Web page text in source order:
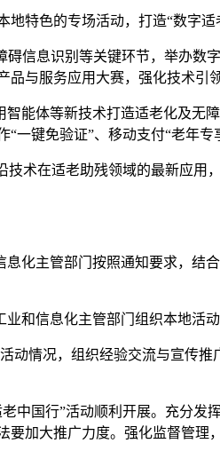
色的专场活动，打造“数字适
息识别等关键环节，举办数
与服务应用大赛，强化技术引
体等新技术打造适老化及无
一键免验证”、移动支付“老年
在适老助残领域的最新应用
主管部门按照通知要求，结
信息化主管部门组织本地活
情况，组织经验交流与宣传
国行”活动顺利开展。充分发
加大推广力度。强化监督管理